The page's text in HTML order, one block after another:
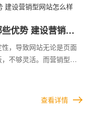
优势 建设营销型
，导致网站无论是页面
不够灵活。而营销型网
很少做详细的规划，导
作用，可能就只有展现
查看详情